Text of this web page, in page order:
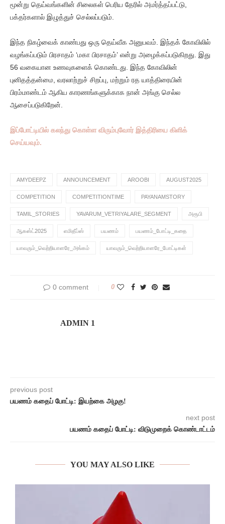
மூன்று தெய்வங்களின் சிலைகள் பெரிய தேரில் அமர்த்தப்பட்டு,
பக்தர்களால் இழுத்துச் செல்லப்படும்.
இந்த நிகழ்வைக் காண்பது ஒரு தெய்வீக அனுபவம். இந்தக் கோவிலில்
வழங்கப்படும் பிரசாதம் ‘மகா பிரசாதம்’ என்று அழைக்கப்படுகிறது. இது
56 வகையான உணவுகளைக் கொண்டது. இந்த கோவிலின்
புனிதத்தன்மை, வரலாற்றுச் சிறப்பு, மற்றும் ரத யாத்திரையின்
பிரம்மாண்டம் ஆகிய காரணங்களுக்காக நான் அங்கு செல்ல
ஆசைப்படுகிறேன்.
இப்போட்டியில் கலந்து கொள்ள விரும்புவோர் இத்திரியை கிளிக்
செய்யவும்.
AMYDEEPZ ANNOUNCEMENT AROOBI AUGUST2025
COMPETITION COMPETITIONTIME PAYANAMSTORY
TAMIL_STORIES YAVARUM_VETRIYALARE_SEGMENT அரூபி
ஆகஸ்ட்2025 எமிதீப்ஸ் பயணம் பயணம்_போட்டி_கதை
யாவரும்_வெற்றியாளரே_அங்கம் யாவரும்_வெற்றியாளரே_போட்டிகள்
0 comment 0
ADMIN 1
previous post
பயணம் கதைப் போட்டி: இயற்கை அழகு!
next post
பயணம் கதைப் போட்டி: விடுமுறைக் கொண்டாட்டம்
YOU MAY ALSO LIKE